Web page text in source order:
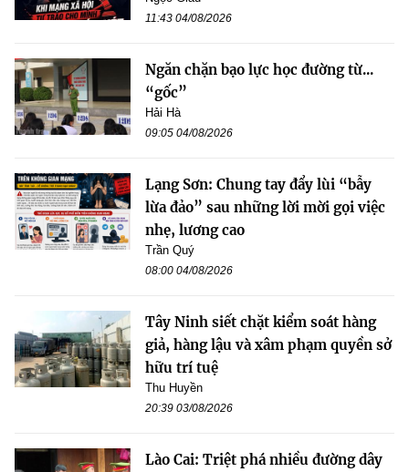
11:43 04/08/2026
Ngăn chặn bạo lực học đường từ...
“gốc”
Hải Hà
09:05 04/08/2026
Lạng Sơn: Chung tay đẩy lùi “bẫy
lừa đảo” sau những lời mời gọi việc
nhẹ, lương cao
Trần Quý
08:00 04/08/2026
Tây Ninh siết chặt kiểm soát hàng
giả, hàng lậu và xâm phạm quyền sở
hữu trí tuệ
Thu Huyền
20:39 03/08/2026
Lào Cai: Triệt phá nhiều đường dây